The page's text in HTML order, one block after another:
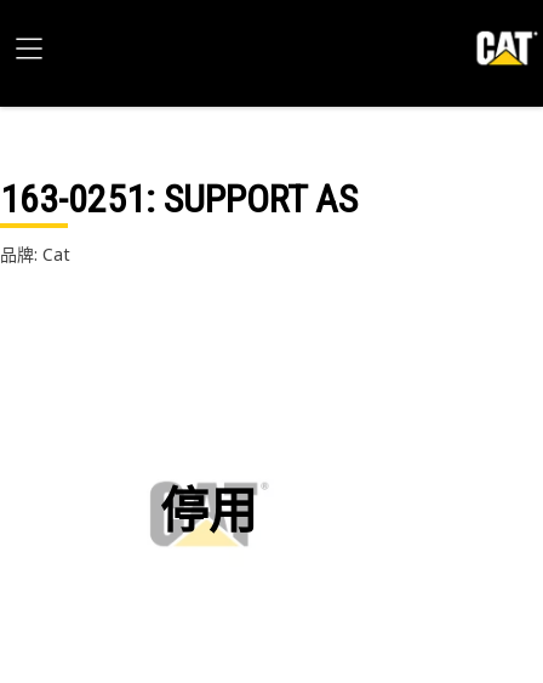
163-0251: SUPPORT AS
品牌: Cat
停用